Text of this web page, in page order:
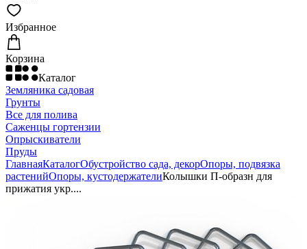
Избранное
Корзина
Каталог
Земляника садовая
Грунты
Все для полива
Саженцы гортензии
Опрыскиватели
Пруды
ГлавнаяКаталогОбустройство сада, декорОпоры, подвязка
растенийОпоры, кустодержателиКолышки П-образн для
прижатия укр....